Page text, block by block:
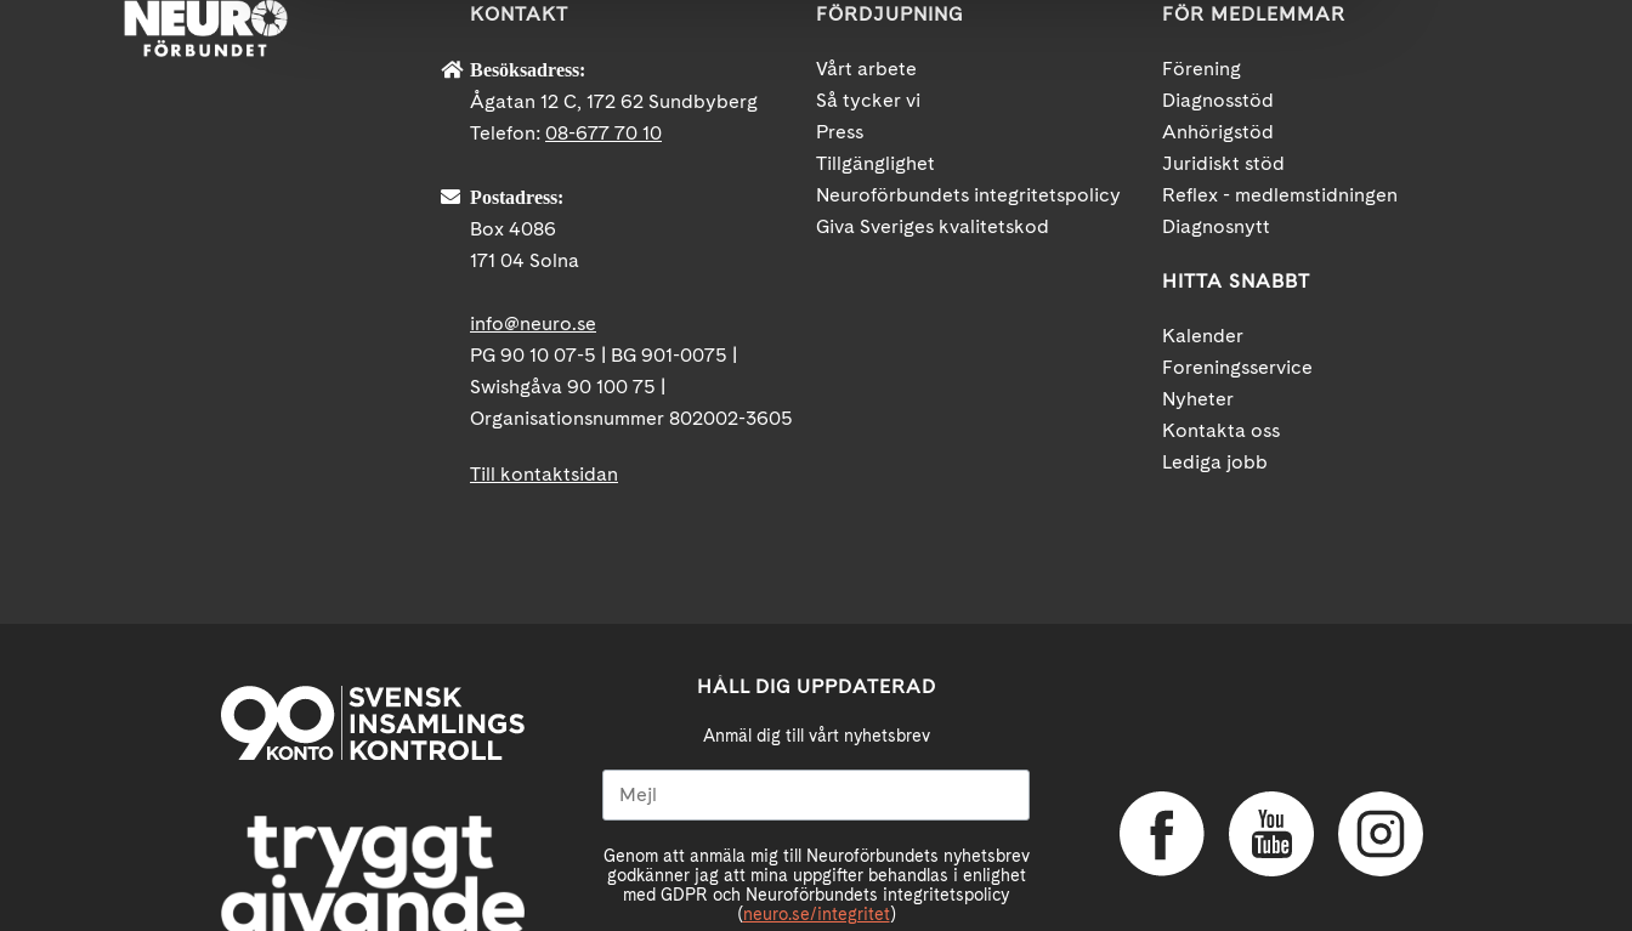
KONTAKT
Besöksadress:
Ågatan 12 C, 172 62 Sundbyberg
Telefon: 08-677 70 10
Postadress:
Box 4086
171 04 Solna
info@neuro.se
PG 90 10 07-5 | BG 901-0075 |
Swishgåva 90 100 75 |
Organisationsnummer 802002-3605
Till kontaktsidan
FÖRDJUPNING
Vårt arbete
Så tycker vi
Press
Tillgänglighet
Neuroförbundets integritetspolicy
Giva Sveriges kvalitetskod
FÖR MEDLEMMAR
Förening
Diagnosstöd
Anhörigstöd
Juridiskt stöd
Reflex - medlemstidningen
Diagnosnytt
HITTA SNABBT
Kalender
Foreningsservice
Nyheter
Kontakta oss
Lediga jobb
HÅLL DIG UPPDATERAD
Anmäl dig till vårt nyhetsbrev
Genom att anmäla mig till Neuroförbundets nyhetsbrev
godkänner jag att mina uppgifter behandlas i enlighet
med GDPR och Neuroförbundets integritetspolicy
(neuro.se/integritet)